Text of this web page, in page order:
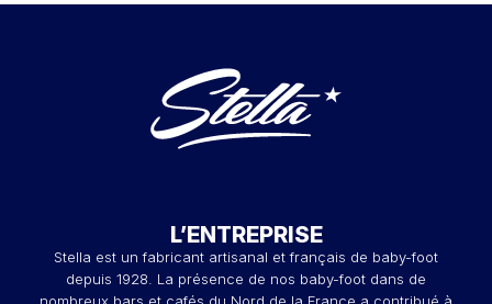
L’ENTREPRISE
Stella est un fabricant artisanal et français de baby-foot
depuis 1928. La présence de nos baby-foot dans de